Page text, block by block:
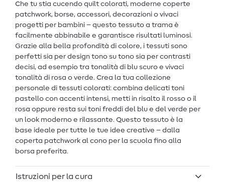
Che tu stia cucendo quilt colorati, moderne coperte
patchwork, borse, accessori, decorazioni o vivaci
progetti per bambini – questo tessuto a trama è
facilmente abbinabile e garantisce risultati luminosi.
Grazie alla bella profondità di colore, i tessuti sono
perfetti sia per design tono su tono sia per contrasti
decisi, ad esempio tra tonalità di blu scuro e vivaci
tonalità di rosa o verde. Crea la tua collezione
personale di tessuti colorati: combina delicati toni
pastello con accenti intensi, metti in risalto il rosso o il
rosa oppure resta sui toni freddi del blu e del verde per
un look moderno e rilassante. Questo tessuto è la
base ideale per tutte le tue idee creative – dalla
coperta patchwork al cono per la scuola fino alla
borsa preferita.
Istruzioni per la cura